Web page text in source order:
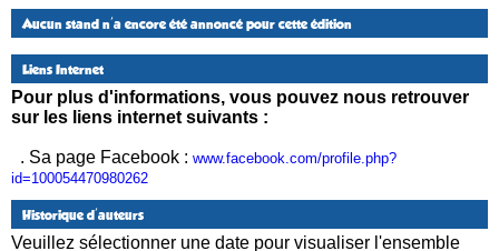
Aucun stand n'a encore été annoncé pour cette édition
Liens Internet
Pour plus d'informations, vous pouvez nous retrouver
sur les liens internet suivants :
. Sa page Facebook : www.facebook.com/profile.php?
id=100054470980262
Historique d'auteurs
Veuillez sélectionner une date pour visualiser l'ensemble